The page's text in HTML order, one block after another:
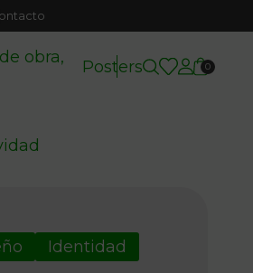
obra,
Posters 0
Identidad